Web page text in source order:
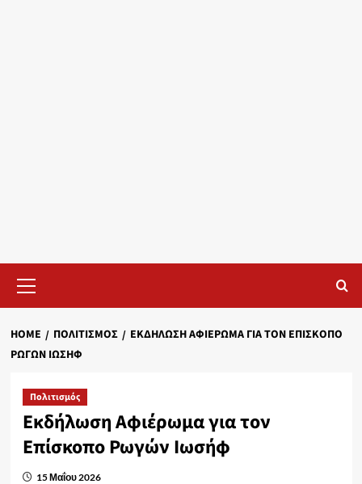
Menu
HOME ΠΟΛΙΤΙΣΜΌΣ
ΕΚΔΉΛΩΣΗ ΑΦΙΈΡΩΜΑ ΓΙΑ ΤΟΝ ΕΠΊΣΚΟΠΟ
ΡΩΓΏΝ ΙΩΣΉΦ
Πολιτισμός
Εκδήλωση Αφιέρωμα για τον
Επίσκοπο Ρωγών Ιωσήφ
15 Μαΐου 2026